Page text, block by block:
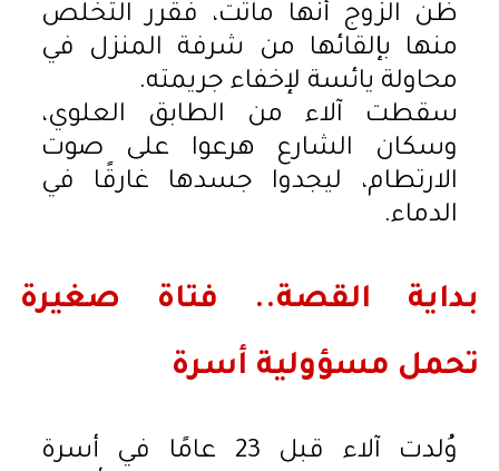
ظن الزوج أنها ماتت، فقرر التخلص
منها بإلقائها من شرفة المنزل في
محاولة يائسة لإخفاء جريمته.
سقطت آلاء من الطابق العلوي،
وسكان الشارع هرعوا على صوت
الارتطام، ليجدوا جسدها غارقًا في
الدماء.
بداية القصة.. فتاة صغيرة
تحمل مسؤولية أسرة
وُلدت آلاء قبل 23 عامًا في أسرة